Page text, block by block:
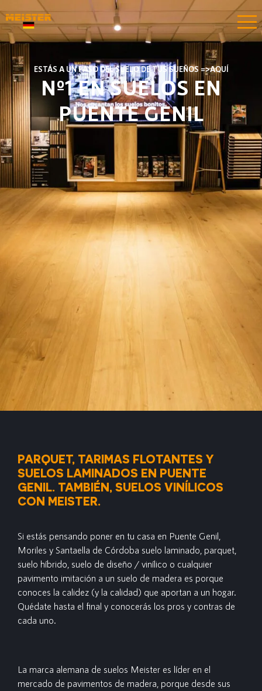
ESTÁS A UN PASO DEL SUELO DE TUS SUEÑOS =>AQUÍ​​
Nº1 EN SUELOS EN
PUENTE GENIL
PARQUET, TARIMAS FLOTANTES Y
SUELOS LAMINADOS EN PUENTE
GENIL. TAMBIÉN, SUELOS VINÍLICOS
CON MEISTER.
Si estás pensando poner en tu casa en Puente Genil,
Moriles y Santaella de Córdoba suelo laminado, parquet,
suelo híbrido, suelo de diseño / vinílico o cualquier
pavimento imitación a un suelo de madera es porque
conoces la calidez (y la calidad) que aportan a un hogar.
Quédate hasta el final y conocerás los pros y contras de
cada uno.
La marca alemana de suelos Meister es líder en el
mercado de pavimentos de madera, porque desde sus